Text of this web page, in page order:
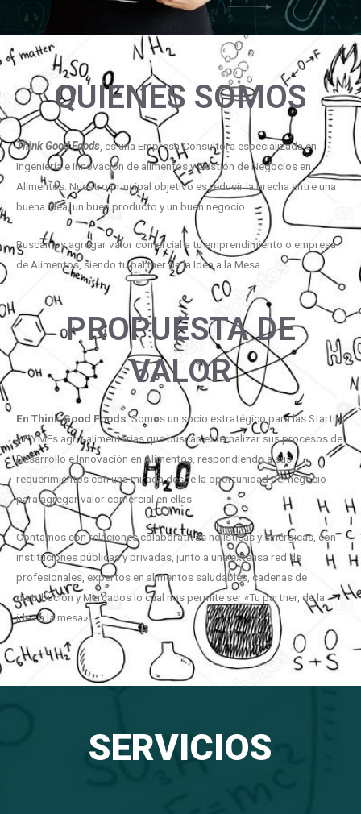
QUIENES SOMOS
Think Good Foods , es una Empresa Consultora especializada en
Ingeniería e innovación de alimentos y Gestión de Negocios en
Alimentos. Nuestro principal objetivo es reducir la brecha entre una
buena idea, un buen producto y un buen negocio.
Buscamos agregar valor comercial a tu emprendimiento o empresa
de Alimentos, siendo tu partner de la Idea a la Mesa.
PROPUESTA DE
VALOR
En ThinkGood Foods. Somos un socio estratégico para las Startup
y PYMEs agro-alimentarias que buscan externalizar sus procesos de
Desarrollo e Innovación en Alimentos, respondiendo a sus
requerimientos con una mirada desde la oportunidad del negocio
para agregar valor comercial en ellas.
Contamos con relaciones colaborativas holísticas y sinérgicas, con
instituciones públicas y privadas, junto a una extensa red de
profesionales, expertos en alimentos saludables, cadenas de
distribución y Mercados lo cual nos permite ser «Tu partner, de la
idea a la mesa».
SERVICIOS